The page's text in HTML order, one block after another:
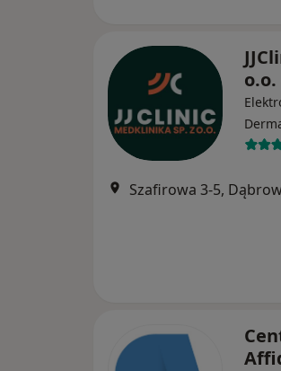
o.o.
Szafirowa 3-5,